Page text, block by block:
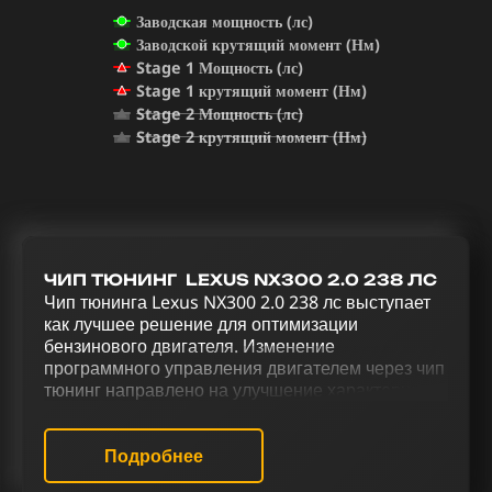
Заводская мощность (лс)
Заводской крутящий момент (Нм)
Stage 1 Мощность (лс)
Stage 1 крутящий момент (Нм)
Stage 2 Мощность (лс)
Stage 2 крутящий момент (Нм)
ЧИП ТЮНИНГ LEXUS NX300 2.0 238 ЛС
Чип тюнинга Lexus NX300 2.0 238 лс выступает
как лучшее решение для оптимизации
бензинового двигателя. Изменение
программного управления двигателем через чип
тюнинг направлено на улучшение характеристик
комплекс тюнинговых работ, включающих чип
тюнинг (stage 1 и stage 2), отключение
катализатора (Евро-2), деактивацию Evap и EGR,
Подробнее